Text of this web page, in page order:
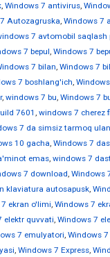
, Windows 7 antivirus,
Autozagruska, Windows 7
7 avtomobil saqlash
7 bepul, Windows 7
7 bilan, Windows 7
7 boshlang'ich,
, windows 7 bu, Windows 7
7601 , windows 7 cherez
7 da simsiz tarmoq
10 gacha, Windows 7
emas, windows 7
7 download, Windows
klaviatura autosapusk,
ekran o'limi, Windows 7
elektr quvvati, Windows 7
7 emulyatori, Windows
, Windows 7 Express,